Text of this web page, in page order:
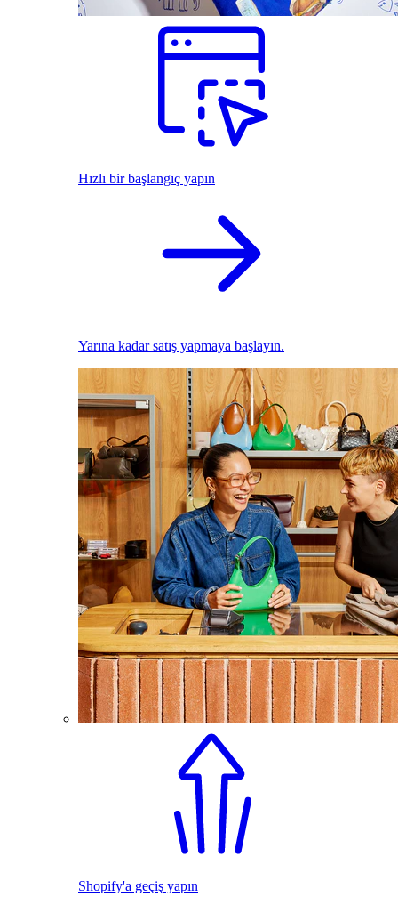
Hızlı bir başlangıç yapın
Yarına kadar satış yapmaya başlayın.
Shopify'a geçiş yapın